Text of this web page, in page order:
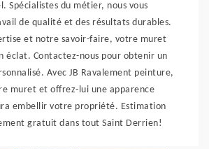
Spécialistes du métier, nous vous
de qualité et des résultats durables.
et notre savoir-faire, votre muret
éclat. Contactez-nous pour obtenir un
Avec JB Ravalement peinture,
muret et offrez-lui une apparence
embellir votre propriété. Estimation
gratuit dans tout Saint Derrien!